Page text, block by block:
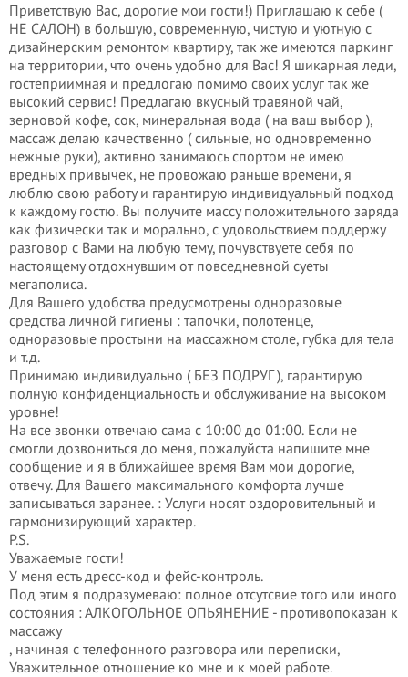
Приветствую Вас, дорогие мои гости!) Приглашаю к себе (
НЕ САЛОН) в большую, современную, чистую и уютную с
дизайнерским ремонтом квартиру, так же имеются паркинг
на территории, что очень удобно для Вас! Я шикарная леди,
гостеприимная и предлогаю помимо своих услуг так же
высокий сервис! Предлагаю вкусный травяной чай,
зерновой кофе, сок, минеральная вода ( на ваш выбор ),
массаж делаю качественно ( сильные, но одновременно
нежные руки), активно занимаюсь спортом не имею
вредных привычек, не провожаю раньше времени, я
люблю свою работу и гарантирую индивидуальный подход
к каждому гостю. Вы получите массу положительного заряда
как физически так и морально, с удовольствием поддержу
разговор с Вами на любую тему, почувствуете себя по
настоящему отдохнувшим от повседневной суеты
мегаполиса.
Для Вашего удобства предусмотрены одноразовые
средства личной гигиены : тапочки, полотенце,
одноразовые простыни на массажном столе, губка для тела
и т.д.
Принимаю индивидуально ( БЕЗ ПОДРУГ ), гарантирую
полную конфиденциальность и обслуживание на высоком
уровне!
На все звонки отвечаю сама с 10:00 до 01:00. Если не
смогли дозвониться до меня, пожалуйста напишите мне
сообщение и я в ближайшее время Вам мои дорогие,
отвечу. Для Вашего максимального комфорта лучше
записываться заранее. : Услуги носят оздоровительный и
гармонизирующий характер.
P.S.
Уважаемые гости!
У меня есть дресс-код и фейс-контроль.
Под этим я подразумеваю: полное отсутсвие того или иного
состояния : АЛКОГОЛЬНОЕ ОПЬЯНЕНИЕ - противопоказан к
массажу
, начиная с телефонного разговора или переписки,
Уважительное отношение ко мне и к моей работе.